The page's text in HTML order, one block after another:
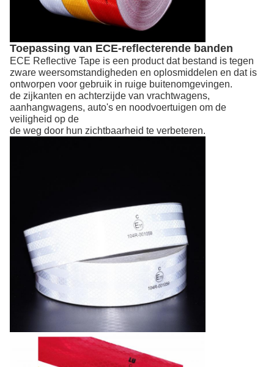
Toepassing van ECE-reflecterende banden
ECE Reflective Tape is een product dat bestand is tegen
zware weersomstandigheden en oplosmiddelen en dat is
ontworpen voor gebruik in ruige buitenomgevingen.
de zijkanten en achterzijde van vrachtwagens,
aanhangwagens, auto's en noodvoertuigen om de
veiligheid op de
de weg door hun zichtbaarheid te verbeteren.